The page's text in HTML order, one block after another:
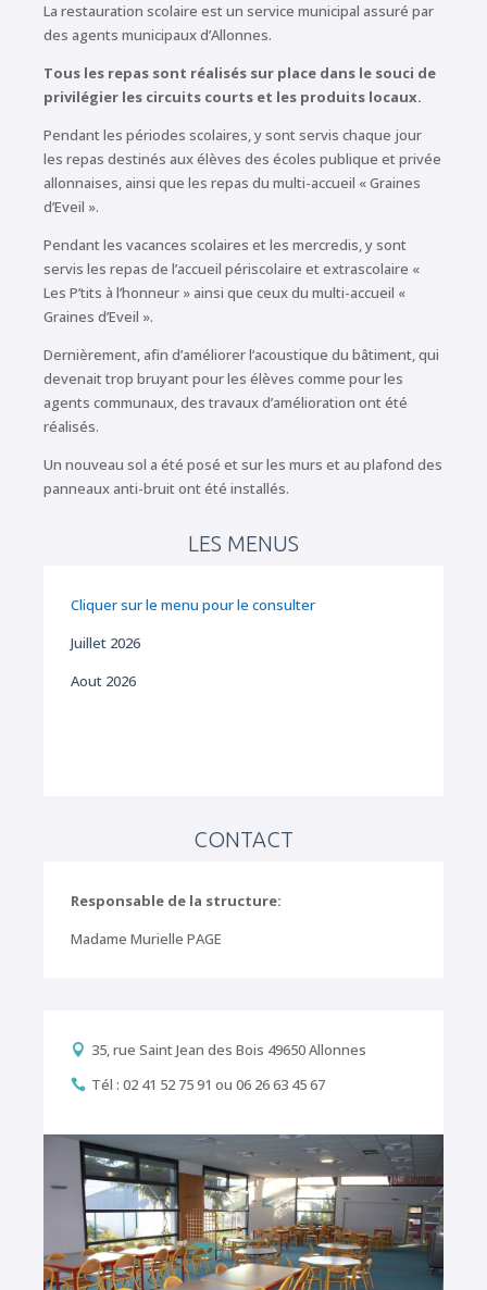
La restauration scolaire est un service municipal assuré par
des agents municipaux d’Allonnes.
Tous les repas sont réalisés sur place dans le souci de
privilégier les circuits courts et les produits locaux.
Pendant les périodes scolaires, y sont servis chaque jour
les repas destinés aux élèves des écoles publique et privée
allonnaises, ainsi que les repas du multi-accueil « Graines
d’Eveil ».
Pendant les vacances scolaires et les mercredis, y sont
servis les repas de l’accueil périscolaire et extrascolaire «
Les P’tits à l’honneur » ainsi que ceux du multi-accueil «
Graines d’Eveil ».
Dernièrement, afin d’améliorer l’acoustique du bâtiment, qui
devenait trop bruyant pour les élèves comme pour les
agents communaux, des travaux d’amélioration ont été
réalisés.
Un nouveau sol a été posé et sur les murs et au plafond des
panneaux anti-bruit ont été installés.
LES MENUS
Cliquer sur le menu pour le consulter
Juillet 2026
Aout 2026
CONTACT
Responsable de la structure:
Madame Murielle PAGE
 35, rue Saint Jean des Bois 49650 Allonnes
 Tél : 02 41 52 75 91 ou 06 26 63 45 67